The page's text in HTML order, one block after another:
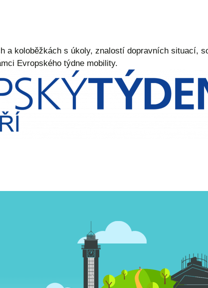
a koloběžkách s úkoly, znalostí dopravních situací,
Evropského týdne mobility.